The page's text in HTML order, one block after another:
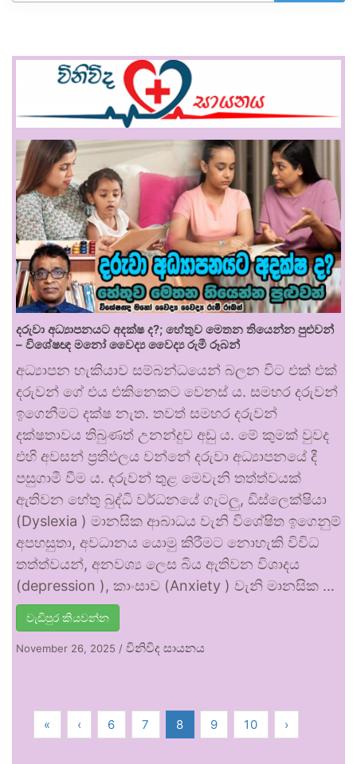
දරුවා අධ්‍යාපනයට අදක්ෂ ද?; හේතුව මෙතන තියෙන්න පුළුවන්
– විශේෂඥ මනෝ වෛද්‍ය වෛද්‍ය රුමී රූබන්
අධ්‍යාපන හැකියාව සම්බන්ධයෙන් බලන විට එක් එක්
දරුවන් ගේ එය එකිනෙකට වෙනස් ය. සමහර දරුවන්
ඉගෙනීමට දක්ෂ නැත. තවත් සමහර දරුවන්
දක්ෂතාවය තිබුණත් උනන්දුව අඩු ය. මේ කුමක් වුවද
එහි අවසන් ප්‍රතිඵලය වන්නේ දරුවා අධ්‍යාපනයේ දී
පසුගාමී වීම ය. දරුවන් තුළ මෙවැනි තත්ත්වයක්
ඇතිවන හේතු බුද්ධි වර්ධනයේ ගැටලු, ඩිස්ලෙක්ෂියා
(Dyslexia ) මානසික ආබාධය වැනි විශේෂිත ඉගෙනුම්
අපහසුතා, අවධානය යොමු කිරීමට නොහැකි විවිධ
තත්ත්වයන්, අනවශ්‍ය ලෙස බිය ඇතිවන විශාදය
(depression ), කාංසාව (Anxiety ) වැනි මානසික …
වැඩිපුර කියවන්න
November 26, 2025 / විනිවිද සායනය
« ‹ 6 7 8 9 10 ›